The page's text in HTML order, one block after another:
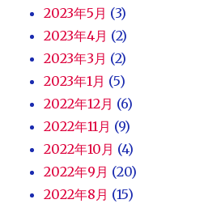
2023年5月 (3)
2023年4月 (2)
2023年3月 (2)
2023年1月 (5)
2022年12月 (6)
2022年11月 (9)
2022年10月 (4)
2022年9月 (20)
2022年8月 (15)